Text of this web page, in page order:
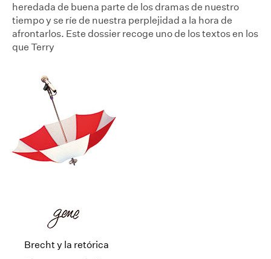
heredada de buena parte de los dramas de nuestro
tiempo y se ríe de nuestra perplejidad a la hora de
afrontarlos. Este dossier recoge uno de los textos en los
que Terry
Brecht y la retórica